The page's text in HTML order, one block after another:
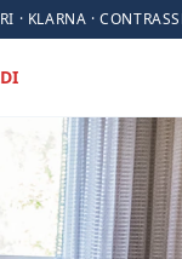
· KLARNA ·